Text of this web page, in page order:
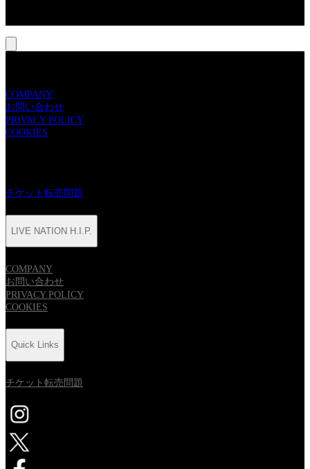
COMPANY
お問い合わせ
PRIVACY POLICY
COOKIES
チケット転売問題
LIVE NATION H.I.P.
COMPANY
お問い合わせ
PRIVACY POLICY
COOKIES
Quick Links
チケット転売問題
新しいタブで開く